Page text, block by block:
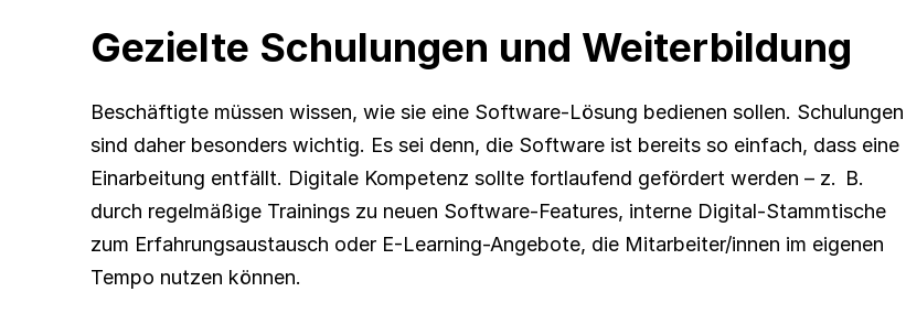
Gezielte Schulungen und Weiterbildung
Beschäftigte müssen wissen, wie sie eine Software-Lösung bedienen sollen. Schulungen
sind daher besonders wichtig. Es sei denn, die Software ist bereits so einfach, dass eine
Einarbeitung entfällt. Digitale Kompetenz sollte fortlaufend gefördert werden – z.  B.
durch regelmäßige Trainings zu neuen Software-Features, interne Digital-Stammtische
zum Erfahrungsaustausch oder E-Learning-Angebote, die Mitarbeiter/innen im eigenen
Tempo nutzen können.